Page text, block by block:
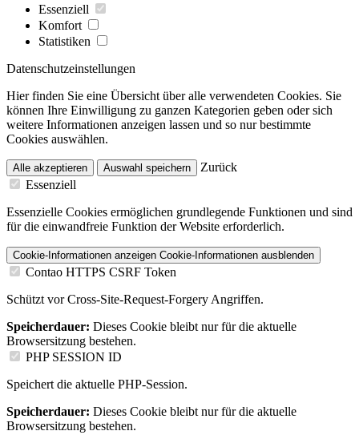
Essenziell
Komfort
Statistiken
Datenschutzeinstellungen
Hier finden Sie eine Übersicht über alle verwendeten Cookies. Sie
können Ihre Einwilligung zu ganzen Kategorien geben oder sich
weitere Informationen anzeigen lassen und so nur bestimmte
Cookies auswählen.
Alle akzeptieren Auswahl speichern
Zurück
Essenziell
Essenzielle Cookies ermöglichen grundlegende Funktionen und sind
für die einwandfreie Funktion der Website erforderlich.
Cookie-Informationen anzeigen Cookie-Informationen ausblenden
Contao HTTPS CSRF Token
Schützt vor Cross-Site-Request-Forgery Angriffen.
Speicherdauer: Dieses Cookie bleibt nur für die aktuelle
Browsersitzung bestehen.
PHP SESSION ID
Speichert die aktuelle PHP-Session.
Speicherdauer: Dieses Cookie bleibt nur für die aktuelle
Browsersitzung bestehen.